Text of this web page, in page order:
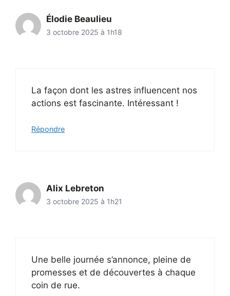
Élodie Beaulieu
3 octobre 2025 à 1h18
La façon dont les astres influencent nos
actions est fascinante. Intéressant !
Répondre
Alix Lebreton
3 octobre 2025 à 1h21
Une belle journée s’annonce, pleine de
promesses et de découvertes à chaque
coin de rue.